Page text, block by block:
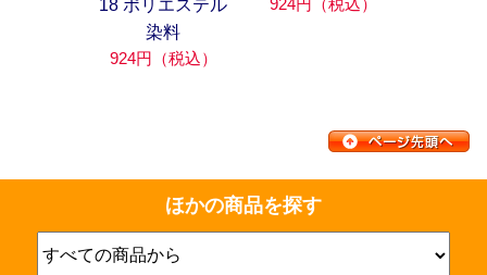
18 ポリエステル
染料
924円（税込）
924円（税込）
ほかの商品を探す